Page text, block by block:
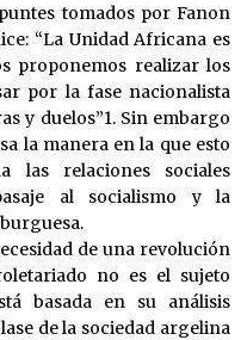
tomados por Fanon
“La Unidad Africana es
proponemos realizar los
por la fase nacionalista
y duelos”1. Sin embargo
la manera en la que esto
las relaciones sociales
al socialismo y la
de una revolución
no es el sujeto
basada en su análisis
de la sociedad argelina